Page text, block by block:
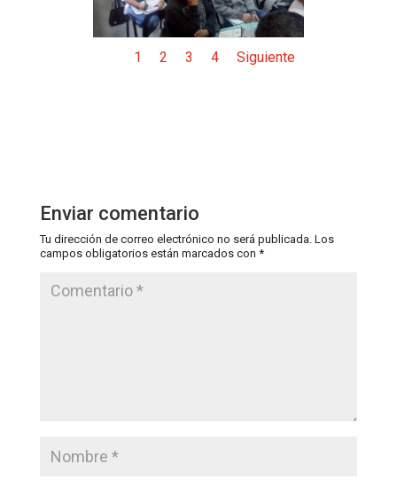
1 2 3 4 Siguiente
Enviar comentario
Tu dirección de correo electrónico no será publicada. Los
campos obligatorios están marcados con *